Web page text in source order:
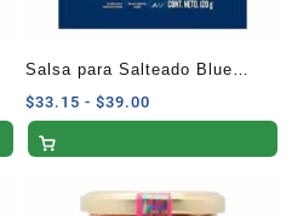
Salsa para Salteado Blue
Dragon Chow Mein 120 g
$33.15 - $39.00
de
$33.15